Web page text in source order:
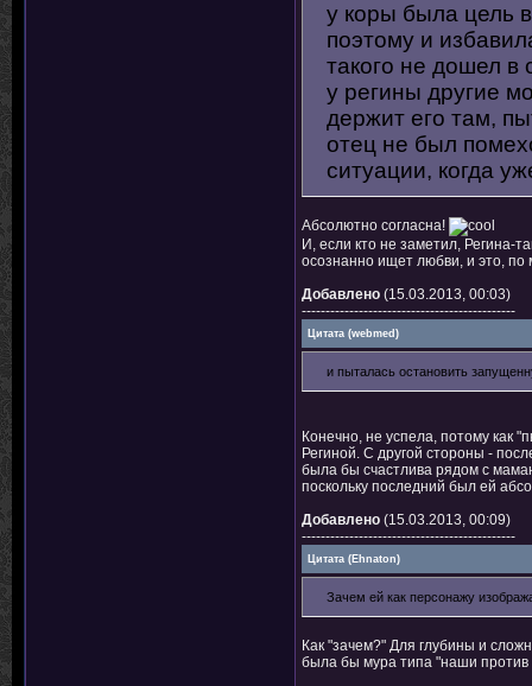
у коры была цель
поэтому и
такого не дошел в
у регины другие
держит его там,
отец не был
ситуации, когда
Абсолютно согласна!
И, если кто не заметил, Регина-
осознанно ищет любви, и это, по
Добавлено (15.03.2013, 00:03)
---------------------------------------------
Цитата (webmed )
и пыталась остановить
Конечно, не успела, потому как
Региной. С другой стороны -
была бы счастлива рядом с
поскольку последний был ей
Добавлено (15.03.2013, 00:09)
---------------------------------------------
Цитата ( Ehnaton)
Зачем ей как персонажу
Как "зачем?" Для глубины и
была бы мура типа "наши